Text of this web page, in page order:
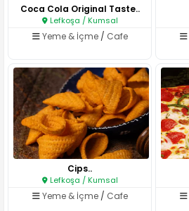
Coca Cola Original Taste..
Lefkoşa / Kumsal
Yeme & İçme/ Cafe
Cips..
Lefkoşa / Kumsal
Yeme & İçme/ Cafe